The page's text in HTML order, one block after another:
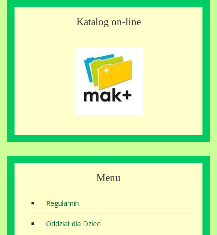
Katalog on-line
Menu
Regulamin
Oddział dla Dzieci